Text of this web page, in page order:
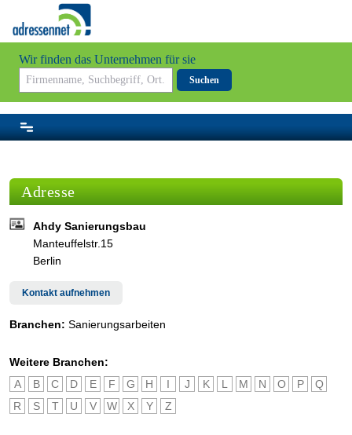
Wir finden das Unternehmen für sie
Suchen
Adresse
Ahdy Sanierungsbau
Manteuffelstr.15
Berlin
Kontakt aufnehmen
Branchen: Sanierungsarbeiten
Weitere Branchen:
A
B C D E F G H I J K L M N O P
Q
R
S T U V W X Y Z